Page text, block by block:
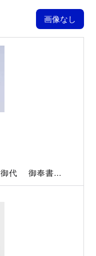
御代 御奉書...